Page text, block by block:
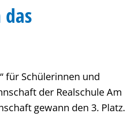
für Schülerinnen und
der Realschule Am
gewann den 3. Platz.